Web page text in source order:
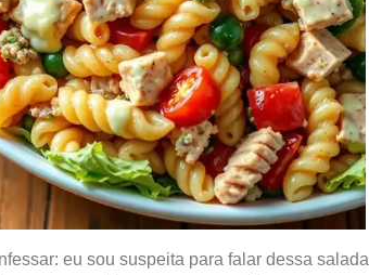
eu sou suspeita para falar dessa